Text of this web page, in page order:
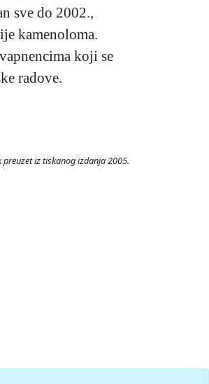
sve do 2002.,
kamenoloma.
koji se
radove.
preuzet iz tiskanog izdanja 2005.